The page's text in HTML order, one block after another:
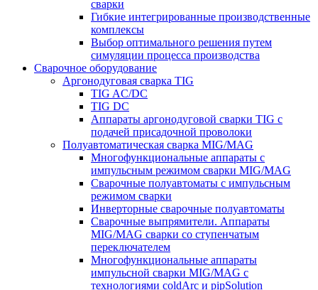
сварки
Гибкие интегрированные производственные
комплексы
Выбор оптимального решения путем
симуляции процесса производства
Сварочное оборудование
Аргонодуговая сварка TIG
TIG AC/DC
TIG DC
Аппараты аргонодуговой сварки TIG с
подачей присадочной проволоки
Полуавтоматическая сварка MIG/MAG
Многофункциональные аппараты с
импульсным режимом сварки MIG/MAG
Сварочные полуавтоматы с импульсным
режимом сварки
Инверторные сварочные полуавтоматы
Сварочные выпрямители. Аппараты
MIG/MAG сварки со ступенчатым
переключателем
Многофункциональные аппараты
импульсной сварки MIG/MAG с
технологиями coldArc и pipSolution